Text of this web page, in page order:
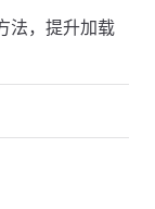
法，提升加载